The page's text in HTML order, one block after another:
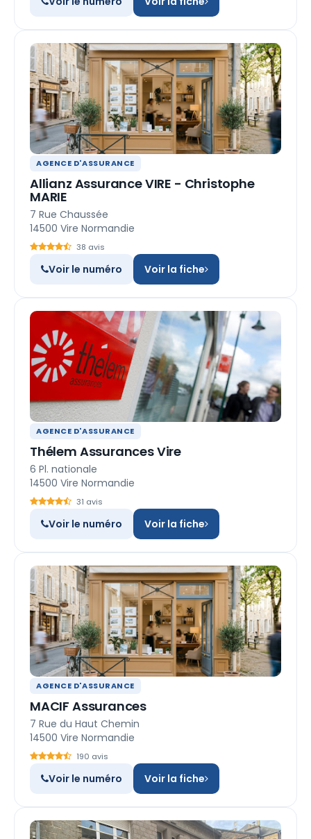
AGENCE D'ASSURANCE
Allianz Assurance VIRE - Christophe
MARIE
7 Rue Chaussée
14500 Vire Normandie
38 avis
Voir le numéro Voir la fiche
AGENCE D'ASSURANCE
Thélem Assurances Vire
6 Pl. nationale
14500 Vire Normandie
31 avis
Voir le numéro Voir la fiche
AGENCE D'ASSURANCE
MACIF Assurances
7 Rue du Haut Chemin
14500 Vire Normandie
190 avis
Voir le numéro Voir la fiche